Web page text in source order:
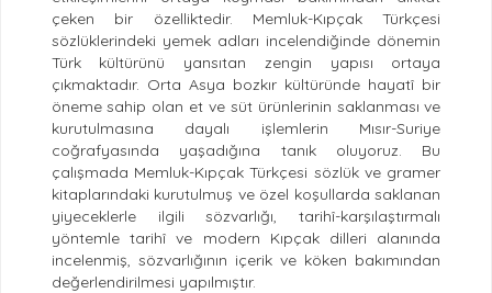
çeken bir özelliktedir. Memluk-Kıpçak Türkçesi
sözlüklerindeki yemek adları incelendiğinde dönemin
Türk kültürünü yansıtan zengin yapısı ortaya
çıkmaktadır. Orta Asya bozkır kültüründe hayatî bir
öneme sahip olan et ve süt ürünlerinin saklanması ve
kurutulmasına dayalı işlemlerin Mısır-Suriye
coğrafyasında yaşadığına tanık oluyoruz. Bu
çalışmada Memluk-Kıpçak Türkçesi sözlük ve gramer
kitaplarındaki kurutulmuş ve özel koşullarda saklanan
yiyeceklerle ilgili sözvarlığı, tarihî-karşılaştırmalı
yöntemle tarihî ve modern Kıpçak dilleri alanında
incelenmiş, sözvarlığının içerik ve köken bakımından
değerlendirilmesi yapılmıştır.